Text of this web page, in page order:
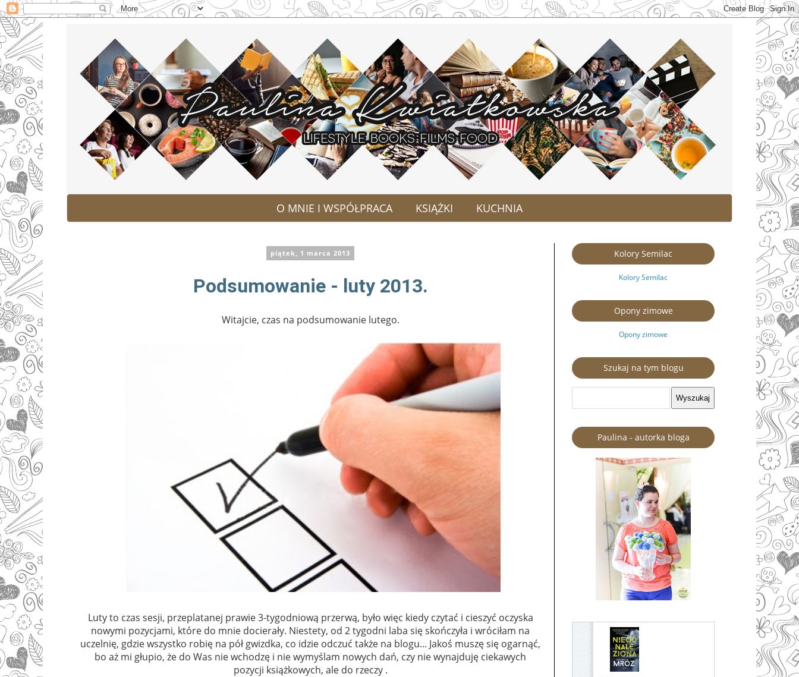
O MNIE I WSPÓŁPRACA KSIĄŻKI KUCHNIA
piątek, 1 marca 2013
Podsumowanie - luty 2013.
Witajcie, czas na podsumowanie lutego.
Luty to czas sesji, przeplatanej prawie 3-tygodniową przerwą, było więc kiedy czytać i cieszyć oczyska
nowymi pozycjami, które do mnie docierały. Niestety, od 2 tygodni laba się skończyła i wróciłam na
uczelnię, gdzie wszystko robię na pół gwizdka, co idzie odczuć także na blogu... Jakoś muszę się ogarnąć,
bo aż mi głupio, że do Was nie wchodzę i nie wymyślam nowych dań, czy nie wynajduję ciekawych
pozycji książkowych, ale do rzeczy .
Kolory Semilac
Kolory Semilac
Opony zimowe
Opony zimowe
Szukaj na tym blogu
Paulina - autorka bloga